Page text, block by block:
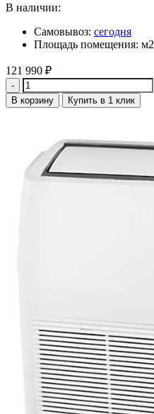
В наличии:
Самовывоз: сегодня
Площадь помещения: м2
121 990 ₽
Количество
В корзину Купить в 1 клик